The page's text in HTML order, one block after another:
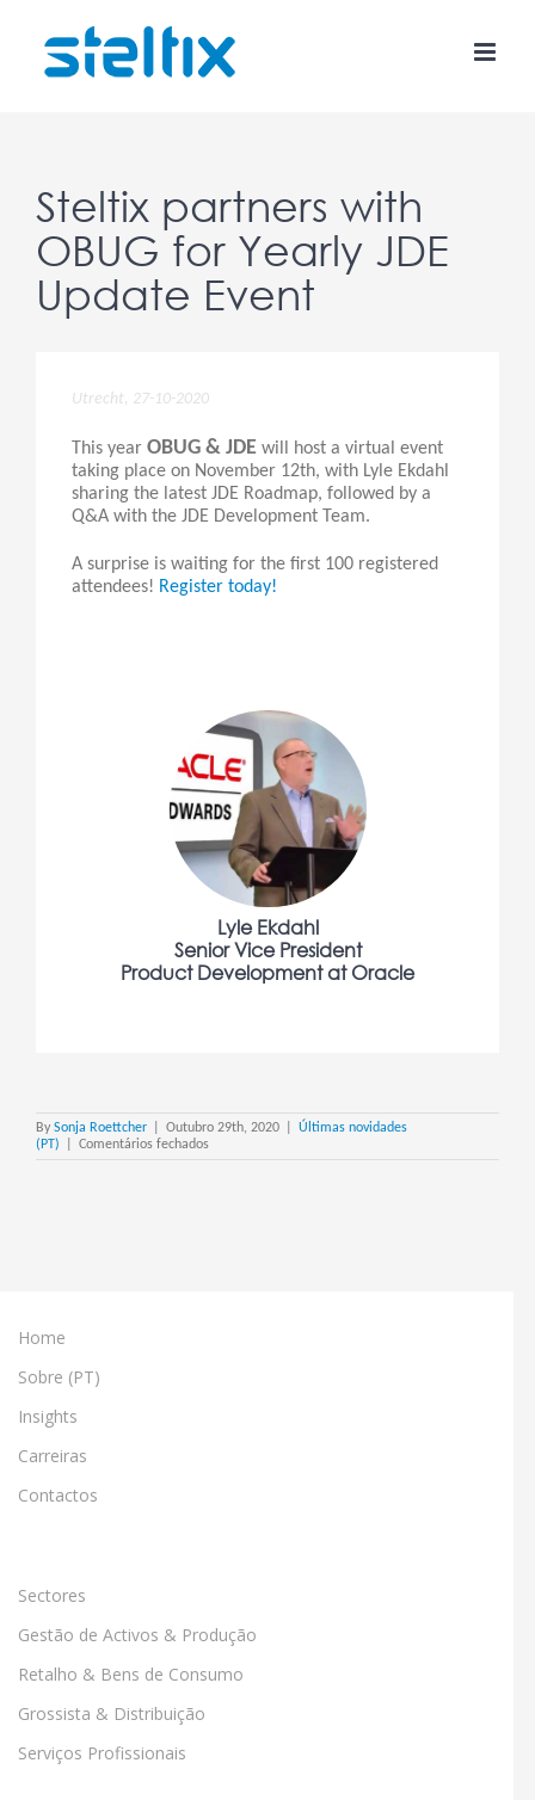
content
Steltix partners with
OBUG for Yearly JDE
Update Event
Utrecht, 27-10-2020
This year OBUG & JDE will host a virtual event
taking place on November 12th, with Lyle Ekdahl
sharing the latest JDE Roadmap, followed by a
Q&A with the JDE Development Team.
A surprise is waiting for the first 100 registered
attendees! Register today!
Lyle Ekdahl
Senior Vice President
Product Development at Oracle
By Sonja Roettcher Outubro 29th, 2020
Últimas novidades
(PT)
Comentários fechadosem
Home
Sobre (PT)
Insights
Carreiras
Contactos
Sectores
Gestão de Activos & Produção
Retalho & Bens de Consumo
Grossista & Distribuição
Serviços Profissionais